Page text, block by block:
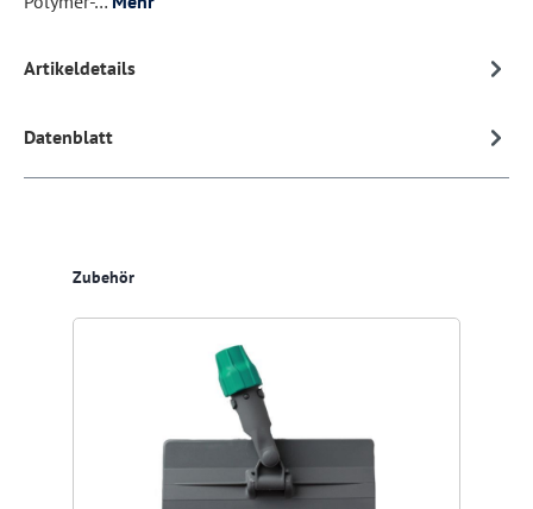
Artikeldetails
Datenblatt
Produktgalerie überspringen
Zubehör